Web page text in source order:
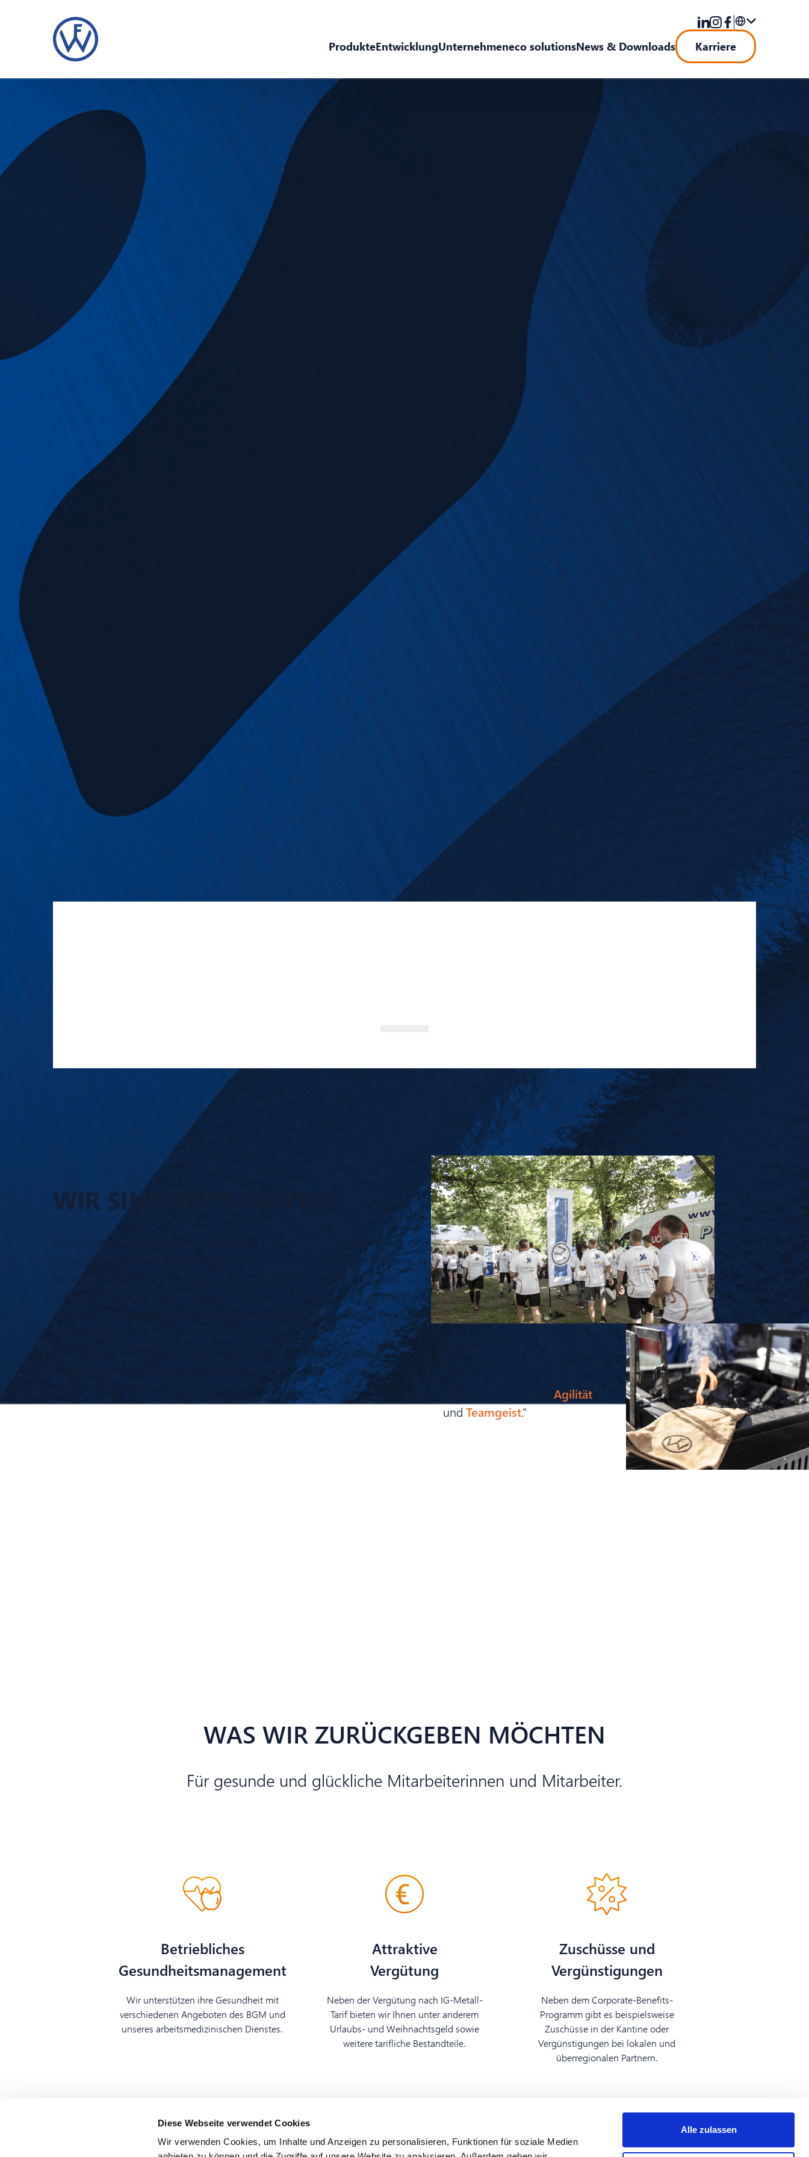
Diese Webseite verwendet Cookies
Wir verwenden Cookies, um Inhalte und Anzeigen zu personalisieren, Funktionen für soziale Medien
Alle zulassen
ProdukteEntwicklungUnternehmeneco solutionsNews & Downloads Karriere
WIR SIND FRITZ WINTER
Zukunftsstark, innovativ und voller Möglichkeiten – das ist Fritz Winter, eine
der größten konzernunabhängigen Gießereien der Welt. Wir investieren in
die Weiterentwicklung und Gesundheit unserer Mitarbeiterinnen und
Mitarbeiter sowie in nachhaltige Verfahrensweisen, um auch zukünftig stolz
auf unser Miteinander als Winterianer und unsere hochwertigen Produkte
Sie möchten sich weiterentwickeln und Teil unseres kollegialen
Unternehmens werden? Dann bewerben Sie sich jetzt.
„Fritz Winter baut auf Agilität
und Teamgeist.“
WAS WIR ZURÜCKGEBEN MÖCHTEN
Für gesunde und glückliche Mitarbeiterinnen und Mitarbeiter.
Betriebliches
Gesundheitsmanagement
Wir unterstützen ihre Gesundheit mit
verschiedenen Angeboten des BGM und
unseres arbeitsmedizinischen Dienstes.
Attraktive
Vergütung
Neben der Vergütung nach IG-Metall-
Tarif bieten wir Ihnen unter anderem
Urlaubs- und Weihnachtsgeld sowie
weitere tarifliche Bestandteile.
Zuschüsse und
Vergünstigungen
Neben dem Corporate-Benefits-
Programm gibt es beispielsweise
Zuschüsse in der Kantine oder
Vergünstigungen bei lokalen und
überregionalen Partnern.